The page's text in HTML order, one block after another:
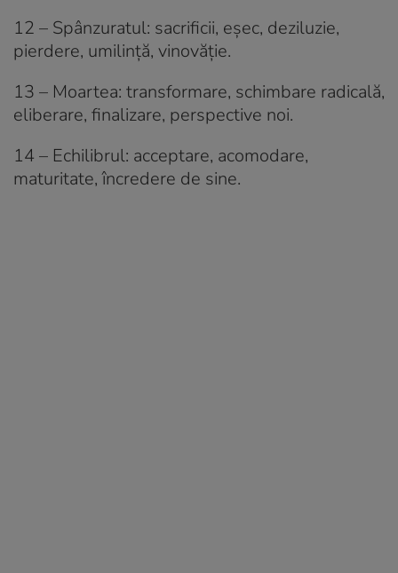
12 – Spânzuratul: sacrificii, eșec, deziluzie,
pierdere, umilință, vinovăție.
13 – Moartea: transformare, schimbare radicală,
eliberare, finalizare, perspective noi.
14 – Echilibrul: acceptare, acomodare,
maturitate, încredere de sine.